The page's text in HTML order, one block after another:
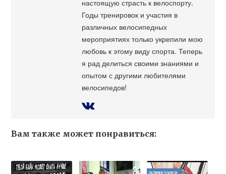
настоящую страсть к велоспорту.
Годы тренировок и участия в
различных велосипедных
мероприятиях только укрепили мою
любовь к этому виду спорта. Теперь
я рад делиться своими знаниями и
опытом с другими любителями
велосипедов!
Вам также может понравиться: